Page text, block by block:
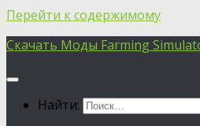
Перейти к содержимому
Скачать Моды Farming
Найти: